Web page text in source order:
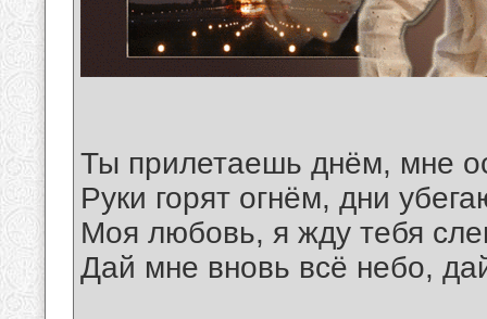
Ты прилетаешь днём, мне
Руки горят огнём, дни
Моя любовь, я жду тебя
Дай мне вновь всё небо,